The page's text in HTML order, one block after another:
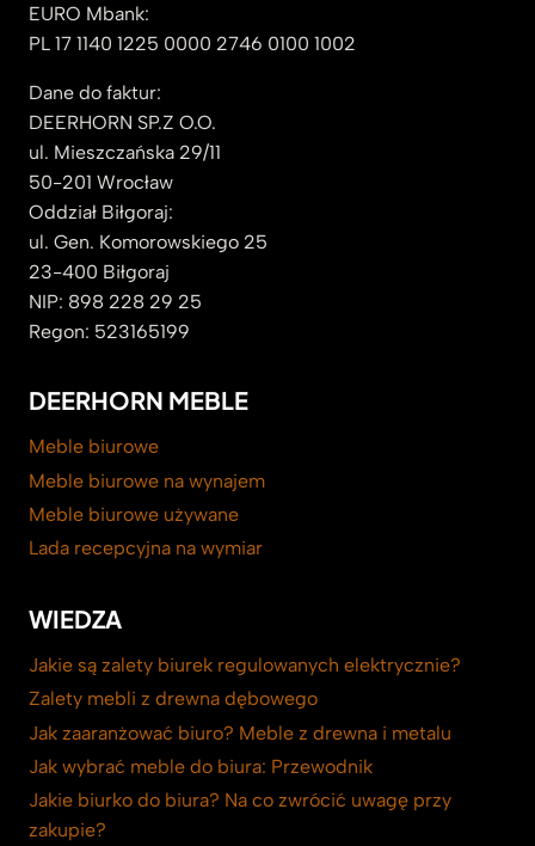
EURO Mbank:
PL 17 1140 1225 0000 2746 0100 1002
Dane do faktur:
DEERHORN SP.Z O.O.
ul. Mieszczańska 29/11
50-201 Wrocław
Oddział Biłgoraj:
ul. Gen. Komorowskiego 25
23-400 Biłgoraj
NIP: 898 228 29 25
Regon: 523165199
DEERHORN MEBLE
Meble biurowe
Meble biurowe na wynajem
Meble biurowe używane
Lada recepcyjna na wymiar
WIEDZA
Jakie są zalety biurek regulowanych elektrycznie?
Zalety mebli z drewna dębowego
Jak zaaranżować biuro? Meble z drewna i metalu
Jak wybrać meble do biura: Przewodnik
Jakie biurko do biura? Na co zwrócić uwagę przy
zakupie?